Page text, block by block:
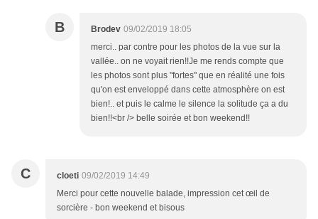
B Brodev 09/02/2019 18:05
merci.. par contre pour les photos de la vue sur la
vallée.. on ne voyait rien!!Je me rends compte que
les photos sont plus "fortes" que en réalité une fois
qu'on est enveloppé dans cette atmosphère on est
bien!.. et puis le calme le silence la solitude ça a du
bien!!<br /> belle soirée et bon weekend!!
C cloeti 09/02/2019 14:49
Merci pour cette nouvelle balade, impression cet œil de
sorcière - bon weekend et bisous